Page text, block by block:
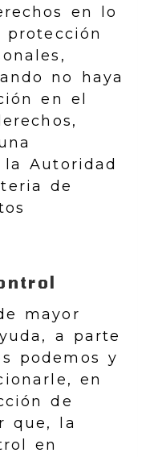
en lo
no haya
en el
Autoridad
de
mayor
a parte
podemos y
en
de
que, la
en